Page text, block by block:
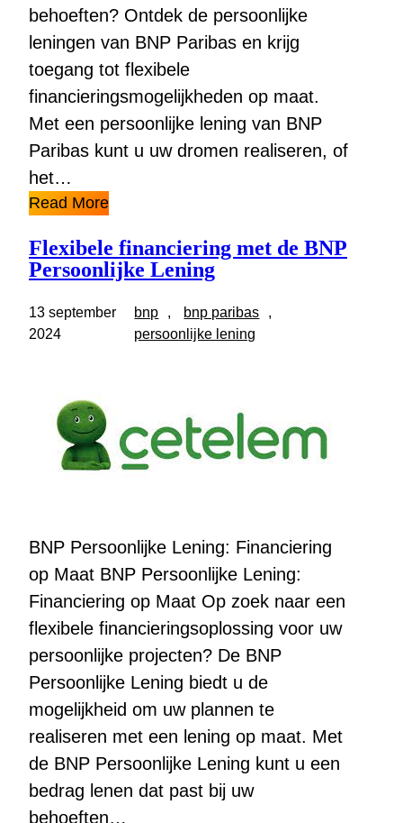
behoeften? Ontdek de persoonlijke
leningen van BNP Paribas en krijg
toegang tot flexibele
financieringsmogelijkheden op maat.
Met een persoonlijke lening van BNP
Paribas kunt u uw dromen realiseren, of
het…
Read More
Flexibele financiering met de BNP
Persoonlijke Lening
13 september
2024
bnp , bnp paribas
persoonlijke lening
BNP Persoonlijke Lening: Financiering
op Maat BNP Persoonlijke Lening:
Financiering op Maat Op zoek naar een
flexibele financieringsoplossing voor uw
persoonlijke projecten? De BNP
Persoonlijke Lening biedt u de
mogelijkheid om uw plannen te
realiseren met een lening op maat. Met
de BNP Persoonlijke Lening kunt u een
bedrag lenen dat past bij uw
behoeften…